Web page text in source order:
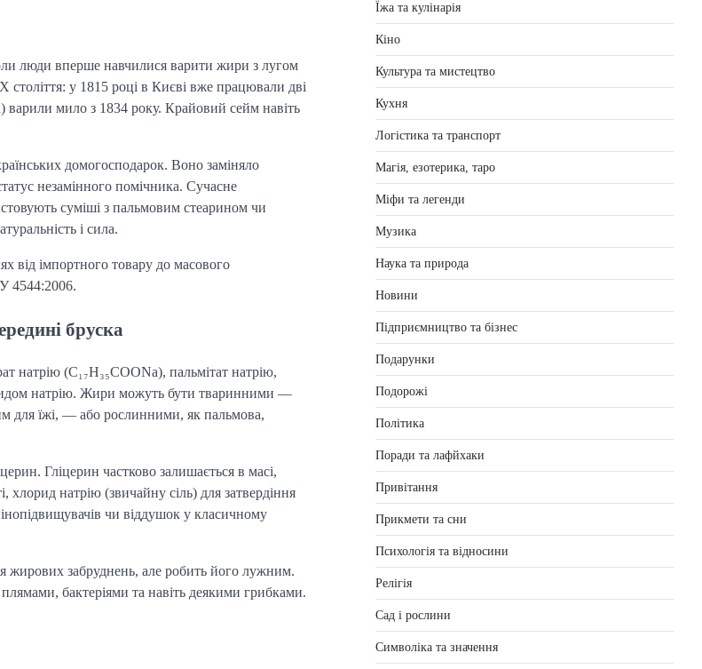
люди вперше навчилися варити жири з лугом
століття: у 1815 році в Києві вже працювали дві
варили мило з 1834 року. Крайовий сейм навіть
домогосподарок. Воно заміняло
незамінного помічника. Сучасне
суміші з пальмовим стеарином чи
і сила.
від імпортного товару до масового
4544:2006.
бруска
натрію (C₁₇H₃₅COONa), пальмітат натрію,
натрію. Жири можуть бути тваринними —
для їжі, — або рослинними, як пальмова,
Гліцерин частково залишається в масі,
натрію (звичайну сіль) для затвердіння
чи віддушок у класичному
жирових забруднень, але робить його лужним.
бактеріями та навіть деякими грибками.
Їжа та кулінарія
Кіно
Культура та мистецтво
Кухня
Логістика та транспорт
Магія, езотерика, таро
Міфи та легенди
Музика
Наука та природа
Новини
Підприємництво та бізнес
Подарунки
Подорожі
Політика
Поради та лафйхаки
Привітання
Прикмети та сни
Психологія та відносини
Релігія
Сад і рослини
Символіка та значення